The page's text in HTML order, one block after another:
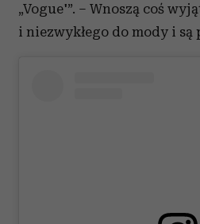
„Vogue'”. – Wnoszą coś
i niezwykłego do mody i są